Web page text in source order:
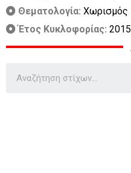
Θεματολογία: Χωρισμός
Έτος Κυκλοφορίας: 2015